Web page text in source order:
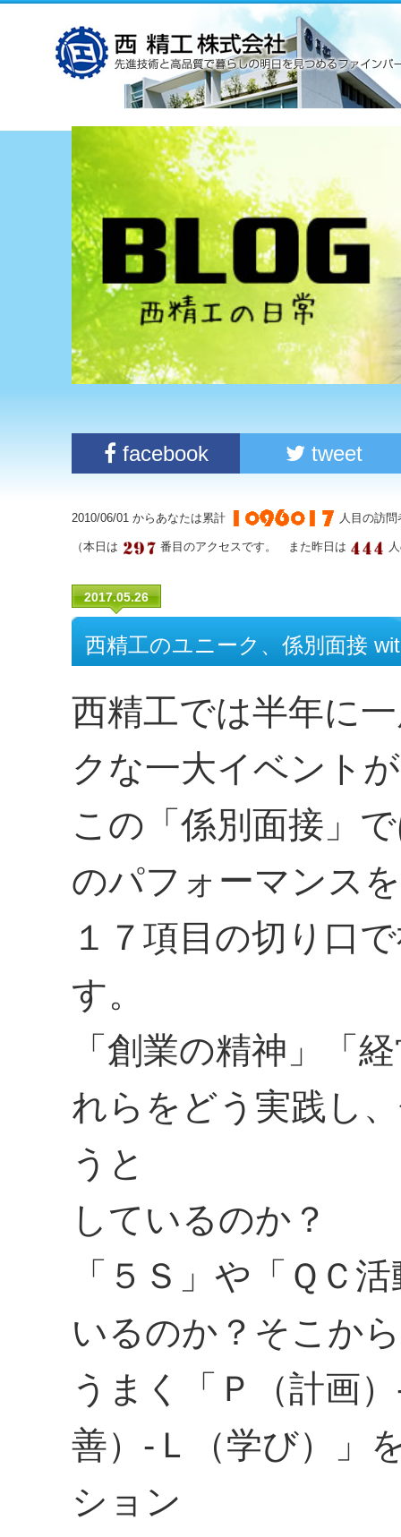
facebook tweet
2010/06/01 からあなたは累計 人目の訪
（本日は 番目のアクセスです。 また昨日は
2017.05.26
西精工のユニーク、係別面接
西精工では半年に
クな一大イベント
この「係別面接」
のパフォーマンス
１７項目の切り口
す。
「創業の精神」「
れらをどう実践し
うと
しているのか？
「５Ｓ」や「ＱＣ
いるのか？そこか
うまく「Ｐ（計画
善）-Ｌ（学び）」
ション